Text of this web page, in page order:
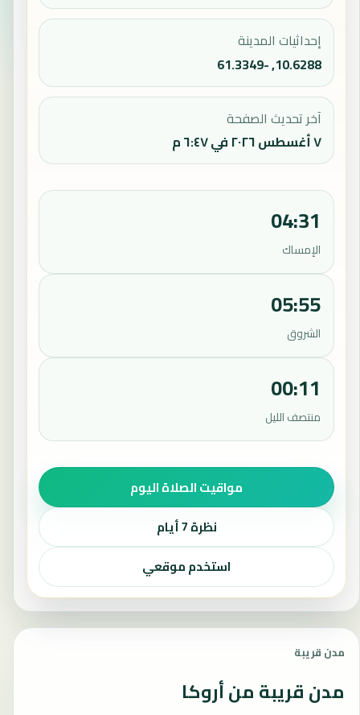
إحداثيات المدينة
10.6288, -61.3349
آخر تحديث الصفحة
٧ أغسطس ٢٠٢٦ في ٦:٤٧ م
04:31
الإمساك
05:55
الشروق
00:11
منتصف الليل
مواقيت الصلاة اليوم
نظرة 7 أيام
استخدم موقعي
مدن قريبة
مدن قريبة من أروكا